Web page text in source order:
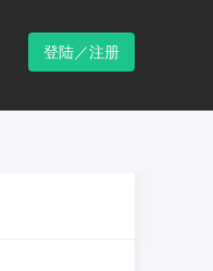
登陆／注册